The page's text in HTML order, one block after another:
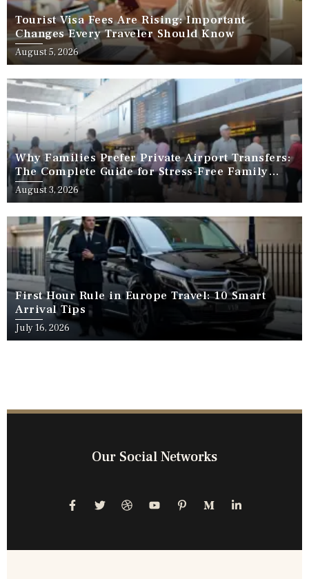
Tourist Visa Fees Are Rising: Important
Changes Every Traveler Should Know
August 5, 2026
Why Families Prefer Private Airport Transfers:
The Complete Guide for Stress-Free Family
Travel
August 3, 2026
First Hour Rule in Europe Travel: 10 Smart
Arrival Tips
July 16, 2026
Our Social Networks